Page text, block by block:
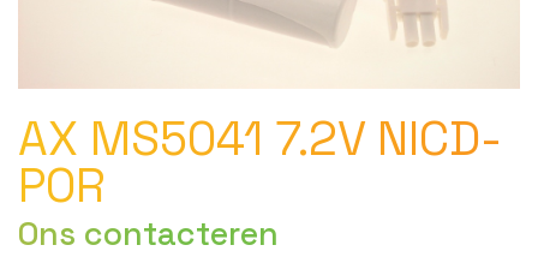
AX MS5041 7.2V NICD-
POR
Ons contacteren